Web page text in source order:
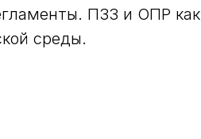
ПЗЗ и ОПР как
среды.